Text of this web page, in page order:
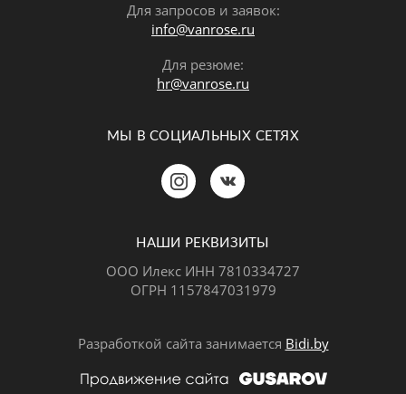
Для запросов и заявок:
info@vanrose.ru
Для резюме:
hr@vanrose.ru
МЫ В СОЦИАЛЬНЫХ СЕТЯХ
НАШИ РЕКВИЗИТЫ
ООО Илекс ИНН 7810334727
ОГРН 1157847031979
Разработкой сайта занимается Bidi.by
Позвонить Telegram